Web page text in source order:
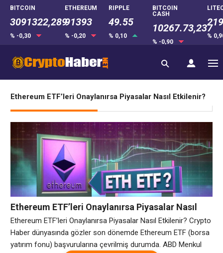
BITCOIN
3091322,289
% -0,30
ETHEREUM
91393
% -0,20
RIPPLE
49.55
% 0,10
BITCOIN
CASH
10267.73,237
% -0,90
%
Ethereum ETF’leri Onaylanırsa Piyasalar Nasıl Etkilenir?
Ethereum ETF’leri Onaylanırsa Piyasalar Nasıl
Etkilenir?
Ethereum ETF’leri Onaylanırsa Piyasalar Nasıl Etkilenir? Crypto
Haber dünyasında gözler son dönemde Ethereum ETF (borsa
yatırım fonu) başvurularına çevrilmiş durumda. ABD Menkul